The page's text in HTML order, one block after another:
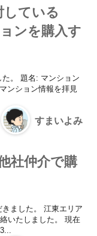
している
ンを購入す
。 題名: マンション
ンション情報を拝見
すまいよみ
社仲介で購
ました。 江東エリア
いたしました。 現在